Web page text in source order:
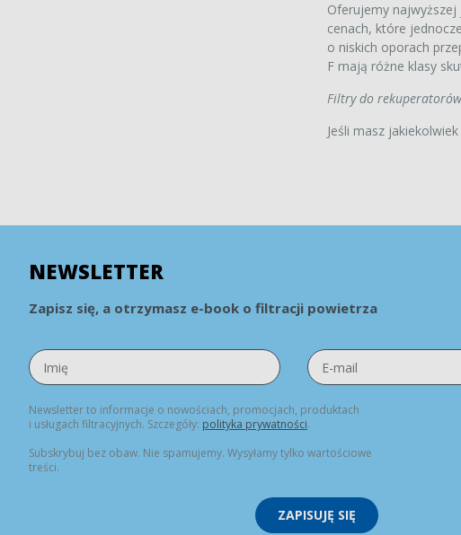
Oferujemy najwyższej
cenach, które
o niskich oporach
F mają różne klasy
Filtry do rekuperatorów
Jeśli masz
NEWSLETTER
Zapisz się, a otrzymasz e-book o filtracji powietrza
Newsletter to informacje o nowościach, promocjach, produktach
i usługach filtracyjnych. Szczegóły: polityka prywatności.
Subskrybuj bez obaw. Nie spamujemy. Wysyłamy tylko wartościowe
treści.
ZAPISUJĘ SIĘ